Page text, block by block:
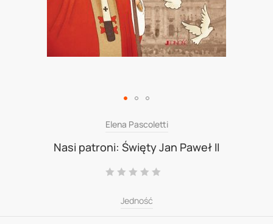
Elena Pascoletti
Nasi patroni: Święty Jan Paweł II
Ocena:
Jedność